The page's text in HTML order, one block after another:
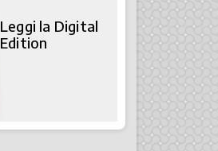
Leggi la Digital
Edition